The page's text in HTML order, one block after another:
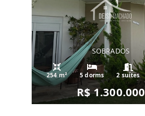
SOBRADOS
254 m² 5 dorms 2 suítes
R$ 1.300.000